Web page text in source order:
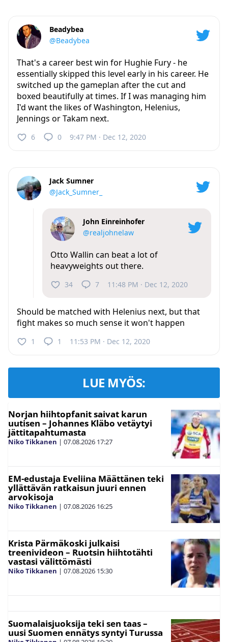
Beadybea
@Beadybea
That's a career best win for Hughie Fury - he
essentially skipped this level early in his career. He
switched up the gameplan after the cut and
boxed beautifully at times. If I was managing him
I'd want the likes of Washington, Helenius,
Jennings or Takam next.
6 0 9:47 PM · Dec 12, 2020
Jack Sumner
@Jack_Sumner_
John Einreinhofer
@realjohnelaw
Otto Wallin can beat a lot of
heavyweights out there.
34 7 11:48 PM · Dec 12, 2020
Should be matched with Helenius next, but that
fight makes so much sense it won't happen
1 1 11:53 PM · Dec 12, 2020
LUE MYÖS:
Norjan hiihtopfanit saivat karun
uutisen – Johannes Kläbo vetäytyi
jättitapahtumasta
Niko Tikkanen | 07.08.2026 17:27
EM-edustaja Eveliina Määttänen teki
yllättävän ratkaisun juuri ennen
arvokisoja
Niko Tikkanen | 07.08.2026 16:25
Krista Pärmäkoski julkaisi
treenivideon – Ruotsin hiihtotähti
vastasi välittömästi
Niko Tikkanen | 07.08.2026 15:30
Suomalaisjuoksija teki sen taas –
uusi Suomen ennätys syntyi Turussa